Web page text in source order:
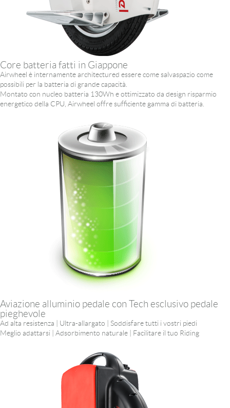
Core batteria fatti in Giappone
Airwheel è internamente architectured essere come salvaspazio come
possibili per la batteria di grande capacità.
Montato con nucleo batteria 130Wh e ottimizzato da design risparmio
energetico della CPU, Airwheel offre sufficiente gamma di batteria.
Aviazione alluminio pedale con Tech esclusivo pedale
pieghevole
Ad alta resistenza | Ultra-allargato | Soddisfare tutti i vostri piedi
Meglio adattarsi | Adsorbimento naturale | Facilitare il tuo Riding